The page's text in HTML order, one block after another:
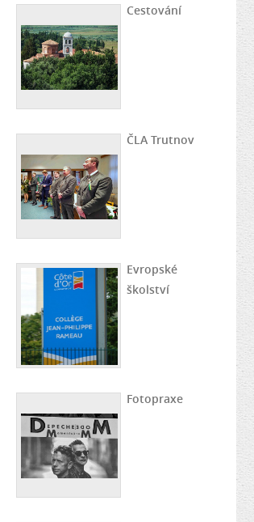
Cestování
ČLA Trutnov
Evropské
školství
Fotopraxe